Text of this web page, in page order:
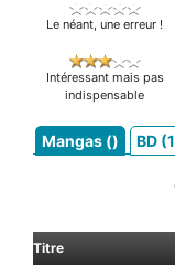
Le néant, une erreur !
Intéressant mais pas
indispensable
Mangas () BD
Titre